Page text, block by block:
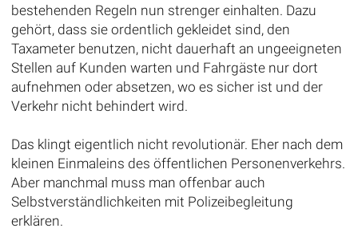
bestehenden Regeln nun strenger einhalten. Dazu
gehört, dass sie ordentlich gekleidet sind, den
Taxameter benutzen, nicht dauerhaft an ungeeigneten
Stellen auf Kunden warten und Fahrgäste nur dort
aufnehmen oder absetzen, wo es sicher ist und der
Verkehr nicht behindert wird.
Das klingt eigentlich nicht revolutionär. Eher nach dem
kleinen Einmaleins des öffentlichen Personenverkehrs.
Aber manchmal muss man offenbar auch
Selbstverständlichkeiten mit Polizeibegleitung
erklären.